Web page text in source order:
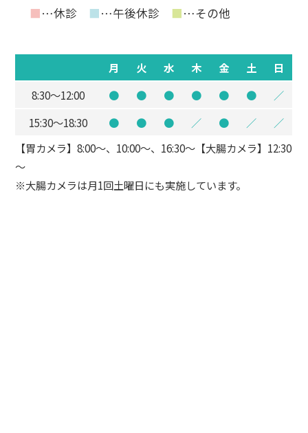
■…休診 ■…午後休診 ■…その他
月 火 水 木 金 土
日
8:30～12:00
● ● ● ● ● ●
／
15:30～18:30
● ● ● ／ ● ／
／
【胃カメラ】8:00～、10:00～、16:30～【大腸カメラ】12:30
～
※大腸カメラは月1回土曜日にも実施しています。